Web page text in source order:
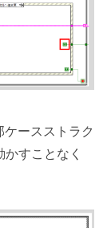
ースストラク
すことなく